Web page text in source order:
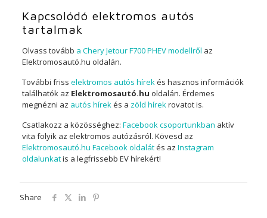
Kapcsolódó elektromos autós
tartalmak
Olvass tovább a Chery Jetour F700 PHEV modellről az
Elektromosautó.hu oldalán.
További friss elektromos autós hírekés hasznos információk
találhatók az Elektromosautó.hu oldalán. Érdemes
megnézni az autós hírekés a zöld hírekrovatot is.
Csatlakozz a közösséghez: Facebook csoportunkban aktív
vita folyik az elektromos autózásról. Kövesd az
Elektromosautó.hu Facebook oldalátés az Instagram
oldalunkatis a legfrissebb EV hírekért!
Share